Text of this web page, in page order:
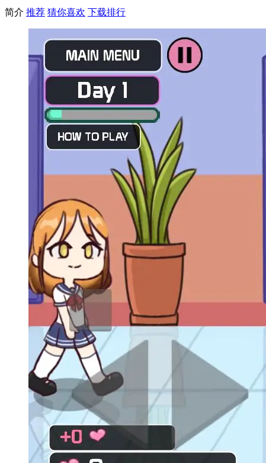
简介 推荐 猜你喜欢 下载排行